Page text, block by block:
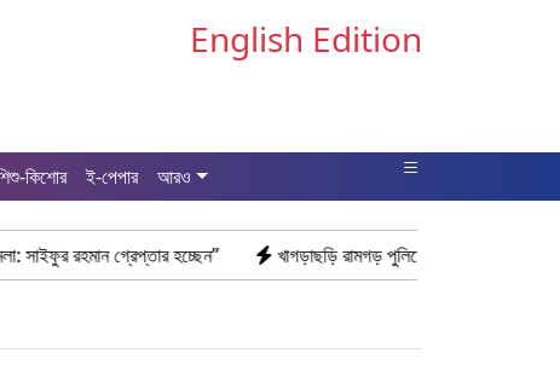
English Edition
কিশোর ই-পেপার আরও
হচ্ছেন” খাগড়াছড়ি রামগড় পুলিশের অভিযানে: ১৫ পিস ইয়াবাসহ যুবক